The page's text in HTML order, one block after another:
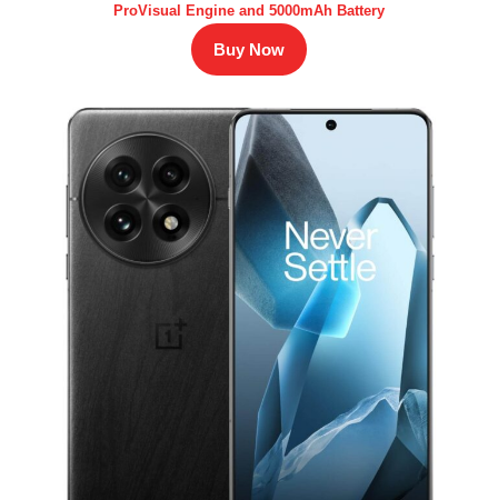
ProVisual Engine and 5000mAh Battery
Buy Now